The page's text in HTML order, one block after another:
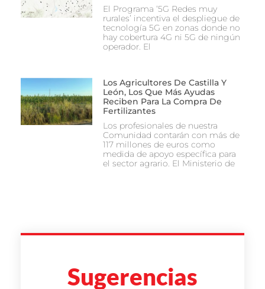
El Programa ‘5G Redes muy
rurales’ incentiva el despliegue de
tecnología 5G en zonas donde no
hay cobertura 4G ni 5G de ningún
operador. El
Los Agricultores De Castilla Y
León, Los Que Más Ayudas
Reciben Para La Compra De
Fertilizantes
Los profesionales de nuestra
Comunidad contarán con más de
117 millones de euros como
medida de apoyo específica para
el sector agrario. El Ministerio de
Sugerencias